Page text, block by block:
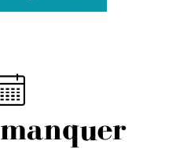
manquer